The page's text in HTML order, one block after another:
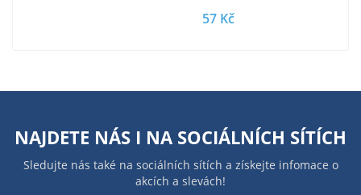
57 Kč
NAJDETE NÁS I NA SOCIÁLNÍCH SÍTÍCH
Sledujte nás také na sociálních sítích a získejte infomace o
akcích a slevách!